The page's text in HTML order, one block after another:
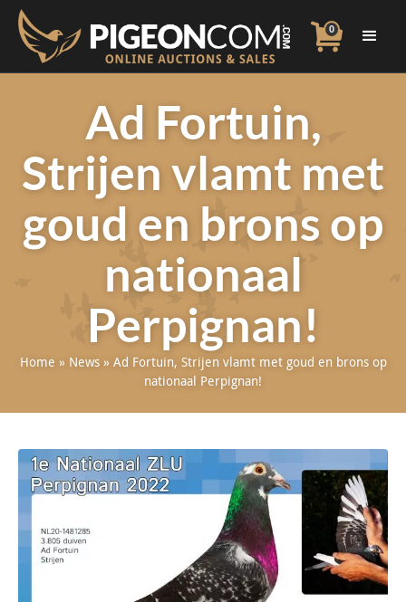
0
Ad Fortuin,
Strijen vlamt met
goud en brons op
nationaal
Perpignan!
Home » News» Ad Fortuin, Strijen vlamt met goud en brons op
nationaal Perpignan!